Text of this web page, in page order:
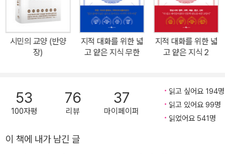
고사느라 책을 한 권도 읽지 못했던 사회생활과 큰 교통사고 후의 절
박한 순간 속에서도. 아주 멀리도 아니고, 학창시절까지만 돌아가 보
자. 내가 어떤 아이였든 내 안에는 질문이 있었을 것이다. 섬세하게 생
각해보지 못했을 뿐, 그 질문은 내 삶의 각도를 조금씩은 비틀었을 것
통점이 바로 ‘불편함’이었다. 깨달음과 깨부숨의 반복, 평범한 한 인간
이 질문을 통해 나아가는 치열한 과정 무료한 일상의 어느 날, 인생에
대한 목표도 궁금함도 없이 방 안에 누워 있던 한 소년이 태어나서 처
고 마지막 책장을 덮고 난 후 소년은 깨닫는다. 이제 자신은 전과 같을
시민의 교양 (반양
장)
지적 대화를 위한 넓
고 얕은 지식 무한
지적 대화를 위한 넓
고 얕은 지식 2
53
100자평
76
리뷰
37
마이페이퍼
읽고 싶어요 194명
읽고 있어요 99명
읽었어요 541명
이 책에 내가 남긴 글